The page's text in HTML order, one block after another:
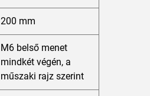
200 mm
M6 belső menet
mindkét végén, a
műszaki rajz szerint